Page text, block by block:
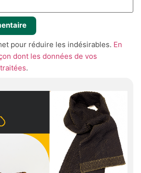
pour réduire les indésirables. En
dont les données de vos
.